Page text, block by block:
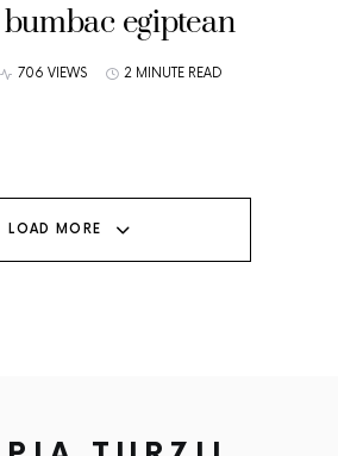
egiptean
706 VIEWS 2 MINUTE READ
LOAD MORE